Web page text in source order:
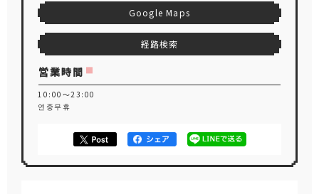
Google Maps
経路検索
営業時間
10:00～23:00
연중무휴